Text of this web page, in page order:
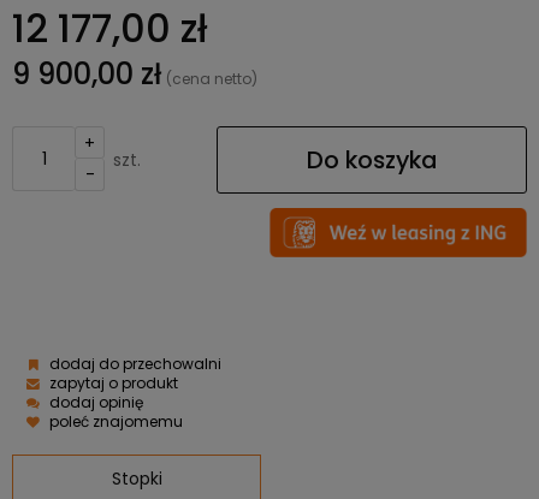
12 177,00 zł
9 900,00 zł (cena netto)
+
-
szt. Do koszyka
dodaj do przechowalni
zapytaj o produkt
dodaj opinię
poleć znajomemu
Stopki